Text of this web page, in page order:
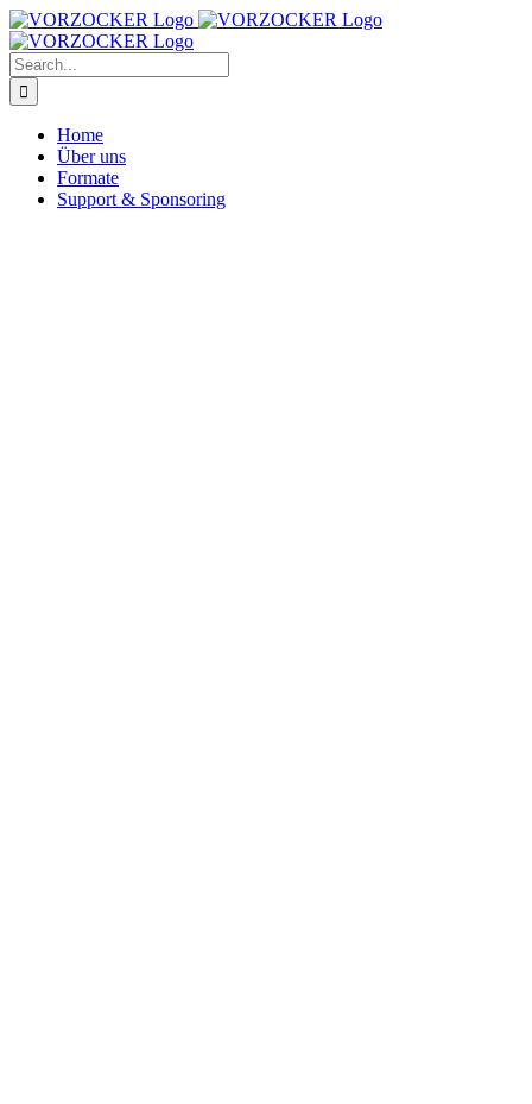
Skip
to
content
Facebook
X
Discord
YouTube
Twitch
Search
for:
Home
Über uns
Formate
Support & Sponsoring